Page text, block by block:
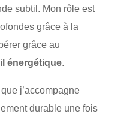
subtil. Mon rôle est
énergétique.
j’accompagne
durable une fois